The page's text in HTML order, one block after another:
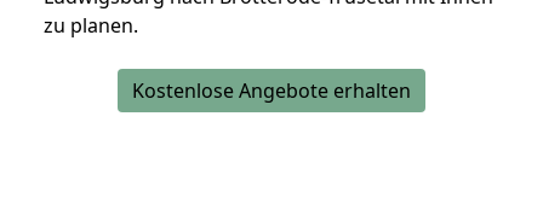
zu planen.
Kostenlose Angebote erhalten